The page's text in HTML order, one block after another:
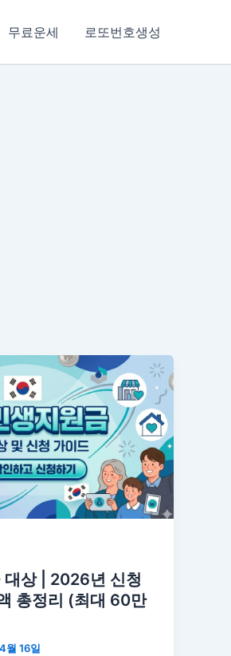
무료운세 로또번호생성
대상 | 2026년 신청
총정리 (최대 60만
월 16일